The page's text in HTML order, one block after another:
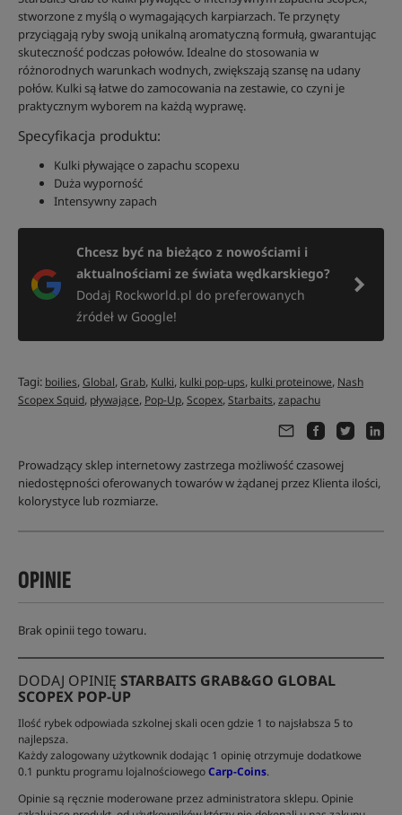
stworzone z myślą o wymagających karpiarzach. Te przynęty
przyciągają ryby swoją unikalną aromatyczną formułą, gwarantując
skuteczność podczas połowów. Idealne do stosowania w
różnorodnych warunkach wodnych, zwiększają szansę na udany
połów. Kulki są łatwe do zamocowania na zestawie, co czyni je
praktycznym wyborem na każdą wyprawę.
Specyfikacja produktu:
Kulki pływające o zapachu scopexu
Duża wyporność
Intensywny zapach
Chcesz być na bieżąco z nowościami i
aktualnościami ze świata wędkarskiego?
Dodaj Rockworld.pl do preferowanych
źródeł w Google!
Tagi: boilies,Global,Grab, Kulki, kulki pop-ups, kulki proteinowe, Nash
Scopex Squid, pływające, Pop-Up,Scopex,Starbaits,zapachu
Prowadzący sklep internetowy zastrzega możliwość czasowej
niedostępności oferowanych towarów w żądanej przez Klienta ilości,
kolorystyce lub rozmiarze.
OPINIE
Brak opinii tego towaru.
DODAJ OPINIĘ STARBAITS GRAB&GO GLOBAL
SCOPEX POP-UP
Ilość rybek odpowiada szkolnej skali ocen gdzie 1 to najsłabsza 5 to
najlepsza.
Każdy zalogowany użytkownik dodając 1 opinię otrzymuje dodatkowe
0.1 punktu programu lojalnościowegoCarp-Coins.
Opinie są ręcznie moderowane przez administratora sklepu. Opinie